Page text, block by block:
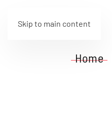
Skip to main content
Home